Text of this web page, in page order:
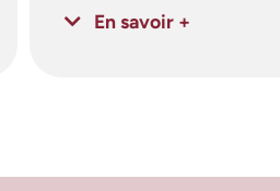
En savoir +